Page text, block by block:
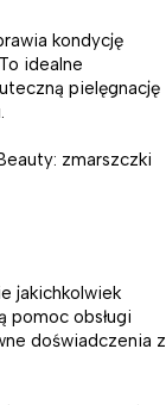
kondycję
idealne
pielęgnację
jakichkolwiek
pomoc obsługi
doświadczenia z